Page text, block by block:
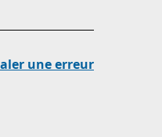
une erreur